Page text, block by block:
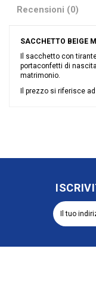
Recensioni (0)
SACCHETTO BEIGE
Il sacchetto con
portaconfetti di
matrimonio.
Il prezzo si riferisce